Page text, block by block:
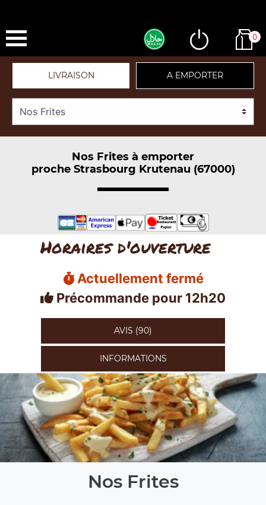
0
LIVRAISON A EMPORTER
Nos Frites à emporter
proche Strasbourg Krutenau (67000)
Horaires d'ouverture
Actuellement fermé
Précommande pour 12h20
AVIS (90)
INFORMATIONS
Nos Frites